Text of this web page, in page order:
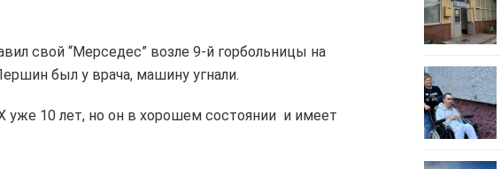
свой “Мерседес” возле 9-й горбольницы на
был у врача, машину угнали.
уже 10 лет, но он в хорошем состоянии и имеет